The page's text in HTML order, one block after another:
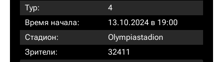
Тур:
4
Время начала:
13.10.2024 в 19:00
Стадион:
Olympiastadion
Зрители:
32411